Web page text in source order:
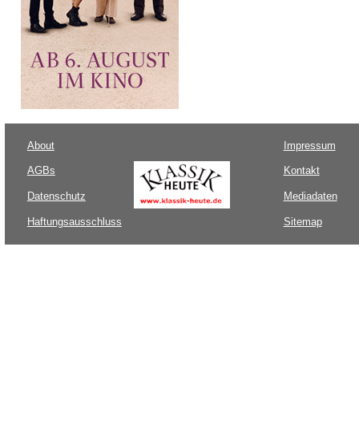
About
AGBs
Datenschutz
Haftungsausschluss
Impressum
Kontakt
Mediadaten
Sitemap